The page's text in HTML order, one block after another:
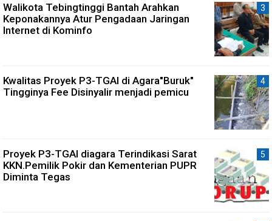
Walikota Tebingtinggi Bantah Arahkan
Keponakannya Atur Pengadaan Jaringan
Internet di Kominfo
Kwalitas Proyek P3-TGAI di Agara"Buruk"
Tingginya Fee Disinyalir menjadi pemicu
Proyek P3-TGAI diagara Terindikasi Sarat
KKN.Pemilik Pokir dan Kementerian PUPR
Diminta Tegas